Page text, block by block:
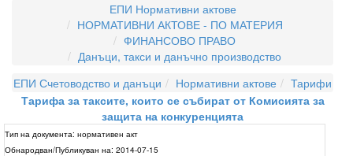
ЕПИ Нормативни актове
НОРМАТИВНИ АКТОВЕ - ПО МАТЕРИЯ
ФИНАНСОВО ПРАВО
Данъци, такси и данъчно производство
ЕПИ Счетоводство и данъци
Нормативни актове
Тарифи
Тарифа за таксите, които се събират от Комисията за
защита на конкуренцията
Тип на документа: нормативен акт
Обнародван/Публикуван на: 2014-07-15